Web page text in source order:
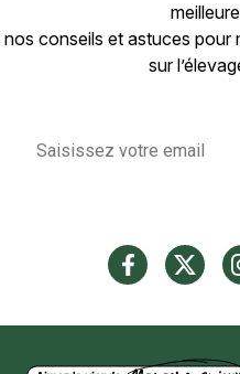
nos conseils et astuces pour
sur